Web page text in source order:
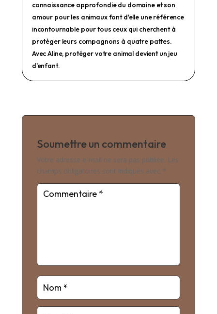
connaissance approfondie du domaine et son
amour pour les animaux font d'elle une référence
incontournable pour tous ceux qui cherchent à
protéger leurs compagnons à quatre pattes.
Avec Aline, protéger votre animal devient un jeu
d'enfant.
Soumettre un commentaire
Votre adresse e-mail ne sera pas publiée. Les
champs obligatoires sont indiqués avec *